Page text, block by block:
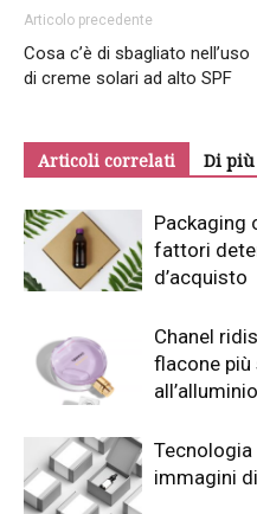
Articolo precedente
Cosa c’è di sbagliato nell’uso
di creme solari ad alto SPF
Articoli correlati Di più
Packaging
fattori
d’acquisto
Chanel
flacone
all’alluminio
immagini